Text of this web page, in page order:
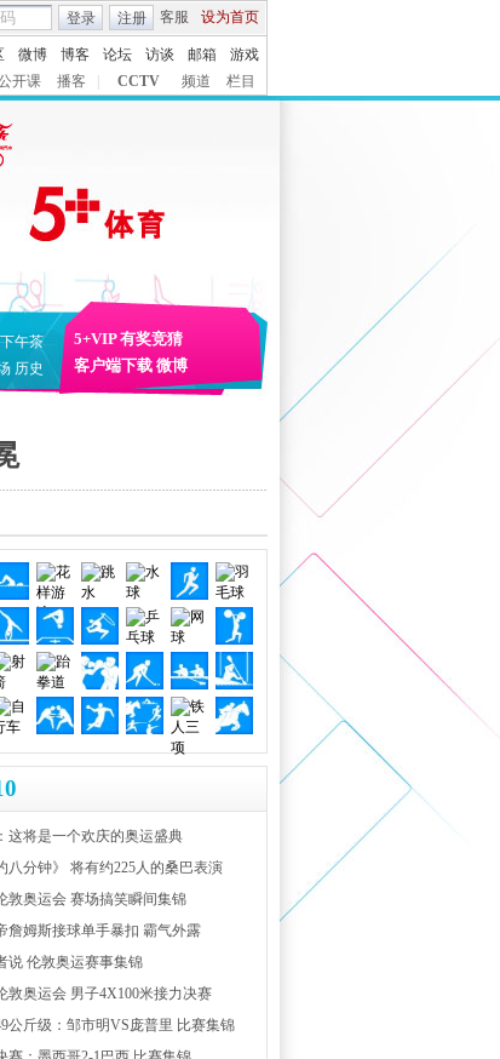
客服 设为首页
登录 注册
微博 博客 论坛 访谈 邮箱
游戏
开课 播客 CCTV 频道
栏目
午茶
历史
5+VIP 有奖竞猜
客户端下载 微博
这将是一个欢庆的奥运盛典
八分钟》 将有约225人的桑巴表演
敦奥运会 赛场搞笑瞬间集锦
詹姆斯接球单手暴扣 霸气外露
说 伦敦奥运赛事集锦
敦奥运会 男子4X100米接力决赛
公斤级：邹市明VS庞普里 比赛集锦